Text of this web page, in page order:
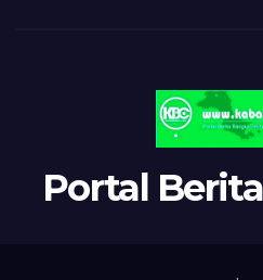
Portal